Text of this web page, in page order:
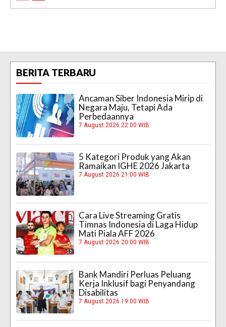
BERITA TERBARU
Ancaman Siber Indonesia Mirip di
Negara Maju, Tetapi Ada
Perbedaannya
7 August 2026 22:00 WIB
5 Kategori Produk yang Akan
Ramaikan IGHE 2026 Jakarta
7 August 2026 21:00 WIB
Cara Live Streaming Gratis
Timnas Indonesia di Laga Hidup
Mati Piala AFF 2026
7 August 2026 20:00 WIB
Bank Mandiri Perluas Peluang
Kerja Inklusif bagi Penyandang
Disabilitas
7 August 2026 19:00 WIB